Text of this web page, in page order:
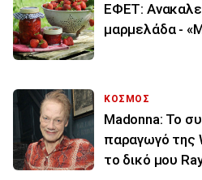
ΕΦΕΤ:
μαρμελάδα -
ΚΟΣΜΟΣ
Madonna: Το
παραγωγό της
το δικό μου